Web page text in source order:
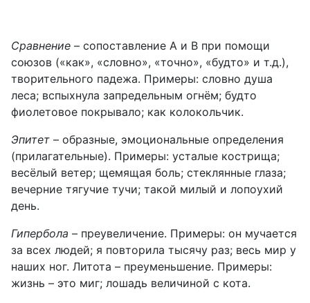
Сравнение – сопоставление А и В при помощи
союзов («как», «словно», «точно», «будто» и т.д.),
творительного падежа. Примеры: словно душа
леса; вспыхнула запредельным огнём; будто
фиолетовое покрывало; как колокольчик.
Эпитет – образные, эмоциональные определения
(прилагательные). Примеры: усталые кострища;
весёлый ветер; щемящая боль; стеклянные глаза;
вечерние тягучие тучи; такой милый и лопоухий
день.
Гипербола – преувеличение. Примеры: он мучается
за всех людей; я повторила тысячу раз; весь мир у
наших ног. Литота – преуменьшение. Примеры:
жизнь – это миг; лошадь величиной с кота.